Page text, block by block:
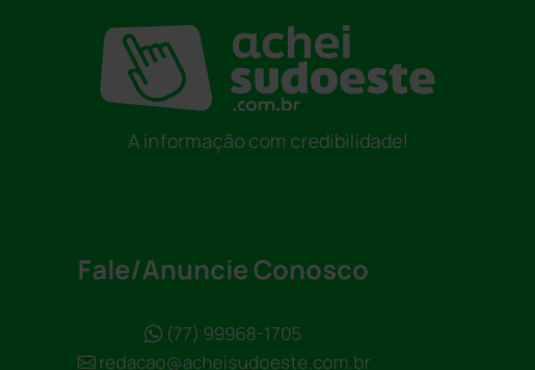
A informação com credibilidade!
Fale/Anuncie Conosco
(77) 99968-1705
redacao@acheisudoeste.com.br